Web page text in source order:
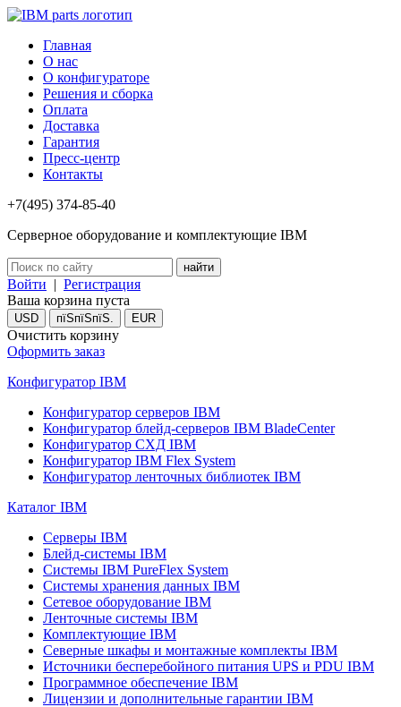
Главная
О нас
О конфигураторе
Решения и сборка
Оплата
Доставка
Гарантия
Пресс-центр
Контакты
+7(495) 374-85-40
Серверное оборудование и комплектующие IBM
Войти | Регистрация
Ваша корзина пуста
USD пїЅпїЅпїЅ. EUR
Очистить корзину
Оформить заказ
Конфигуратор IBM
Конфигуратор серверов IBM
Конфигуратор блейд-серверов IBM BladeCenter
Конфигуратор СХД IBM
Конфигуратор IBM Flex System
Конфигуратор ленточных библиотек IBM
Каталог IBM
Серверы IBM
Блейд-системы IBM
Системы IBM PureFlex System
Системы хранения данных IBM
Сетевое оборудование IBM
Ленточные системы IBM
Комплектующие IBM
Северные шкафы и монтажные комплекты IBM
Источники бесперебойного питания UPS и PDU IBM
Программное обеспечение IBM
Лицензии и дополнительные гарантии IBM